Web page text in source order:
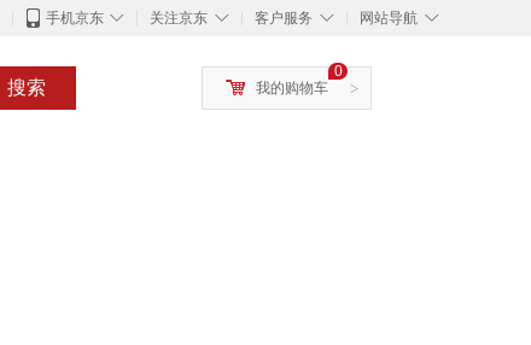
◇
手机京东 ◇
关注京东 ◇
客户服务 ◇
网站导航
搜索 >
0
我的购物车